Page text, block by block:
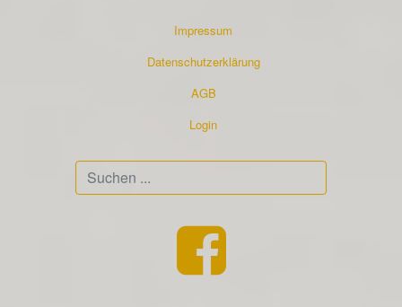
Impressum
Datenschutzerklärung
AGB
Login